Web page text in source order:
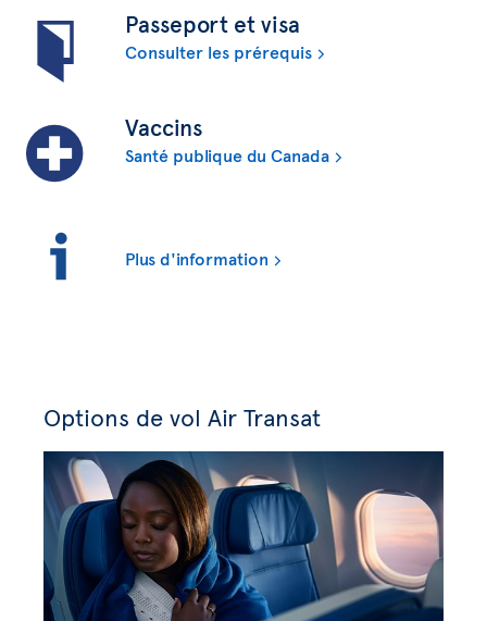
Passeport et visa
Consulter les prérequis
Vaccins
Santé publique du Canada
Plus d'information
Options de vol Air Transat